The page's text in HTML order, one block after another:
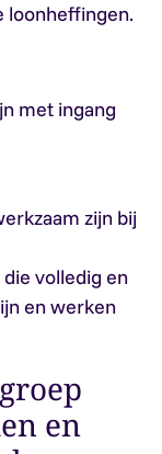
loonheffingen.
met ingang
zijn bij
volledig en
en werken
en